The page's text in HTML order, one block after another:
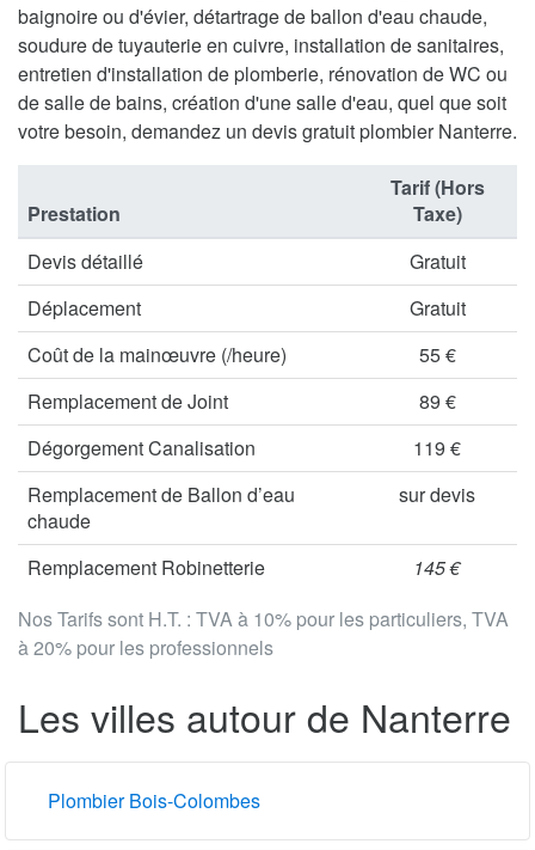
baignoire ou d'évier, détartrage de ballon d'eau chaude,
soudure de tuyauterie en cuivre, installation de sanitaires,
entretien d'installation de plomberie, rénovation de WC ou
de salle de bains, création d'une salle d'eau, quel que soit
votre besoin, demandez un devis gratuit plombier Nanterre.
Nos Tarifs sont H.T. : TVA à 10% pour les particuliers, TVA
à 20% pour les professionnels
Prestation
Tarif (Hors
Taxe)
Devis détaillé
Gratuit
Déplacement
Gratuit
Coût de la mainœuvre (/heure)
55 €
Remplacement de Joint
89 €
Dégorgement Canalisation
119 €
Remplacement de Ballon d’eau
chaude
sur devis
Remplacement Robinetterie 145 €
Les villes autour de Nanterre
Plombier Bois-Colombes